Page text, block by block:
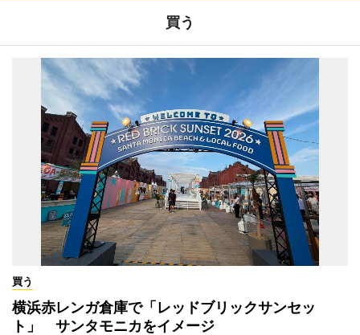
買う
買う
横浜赤レンガ倉庫で「レッドブリックサンセッ
ト」 サンタモニカをイメージ